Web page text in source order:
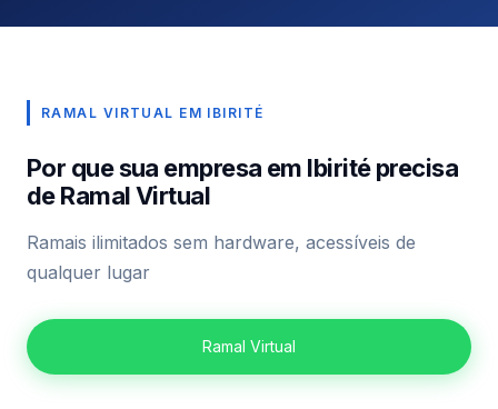
RAMAL VIRTUAL EM IBIRITÉ
Por que sua empresa em Ibirité precisa
de Ramal Virtual
Ramais ilimitados sem hardware, acessíveis de
qualquer lugar
Ramal Virtual